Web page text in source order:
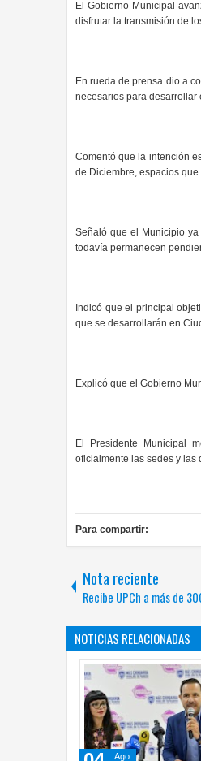
El Gobierno Municipal
disfrutar la transmisión de
En rueda de prensa dio a
necesarios para desarrollar
Comentó que la intención
de Diciembre, espacios
Señaló que el Municipio
todavía permanecen
Indicó que el principal
que se desarrollarán en
Explicó que el Gobierno
El Presidente Municipal
oficialmente las sedes y las
Para compartir:
Nota reciente
Recibe UPCh a más de
NOTICIAS RELACIONADAS
Jul